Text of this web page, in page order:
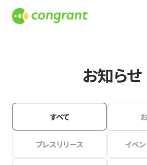
お知らせ
すべて
プレスリリース イベ